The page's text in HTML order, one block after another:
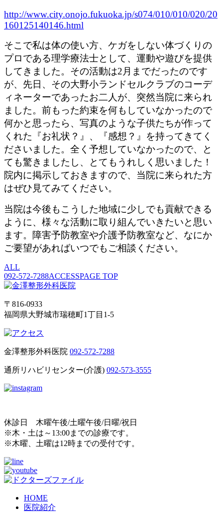
http://www.city.onojo.fukuoka.jp/s074/010/010/020/20
160125140146.html
そこで私は体の使い方、ケガをしない体づくりの
プロである理学療法士として、運動や遊びを提供
してきました。その活動は2月までだったのです
が、先日、その大野小ランドセルクラブのコーデ
ィネーターであったお二人が、突然当院に来られ
ました。前もった約束を何もしていなかったので
何かと思ったら、写真のような子供たちが作って
くれた『お礼状？』、『感想？』を持ってきてく
ださいました。全く予想していなかったので、と
ても驚きましたし、とてもうれしく思いました！
院内に掲示しておきますので、当院に来られた方
はぜひ見てみてください。
当院は今後もこうした地域に少しでも貢献できる
ように、様々な活動に取り組んでいきたいと思い
ます。障害予防教室や介護予防教室など、なにか
ご要望があればいつでもご相談ください。
ALL
092-572-7288ACCESSPAGE TOP
〒816-0933
福岡県大野城市瑞穂町1丁目1-5
金澤整形外科医院 092-572-7288
通所リハビリセンター(介護) 092-573-3555
休診日 木曜午後/土曜午後/日曜/祝日
※木・土は～13:00までの診療です。
※木曜、土曜は12時までの受付です。
HOME
医院紹介